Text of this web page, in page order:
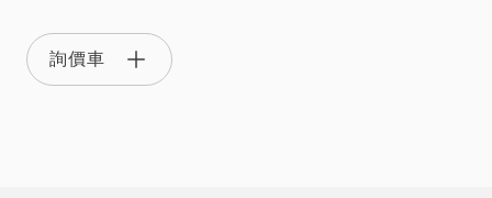
詢價車